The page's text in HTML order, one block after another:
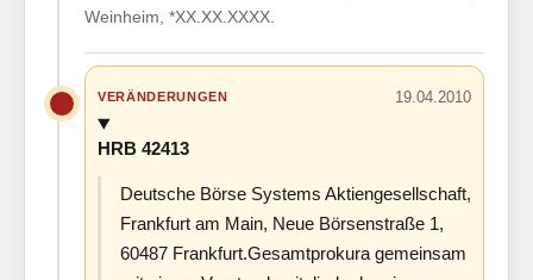
Weinheim, *XX.XX.XXXX.
VERÄNDERUNGEN 19.04.2010
HRB 42413
Deutsche Börse Systems Aktiengesellschaft,
Frankfurt am Main, Neue Börsenstraße 1,
60487 Frankfurt.Gesamtprokura gemeinsam